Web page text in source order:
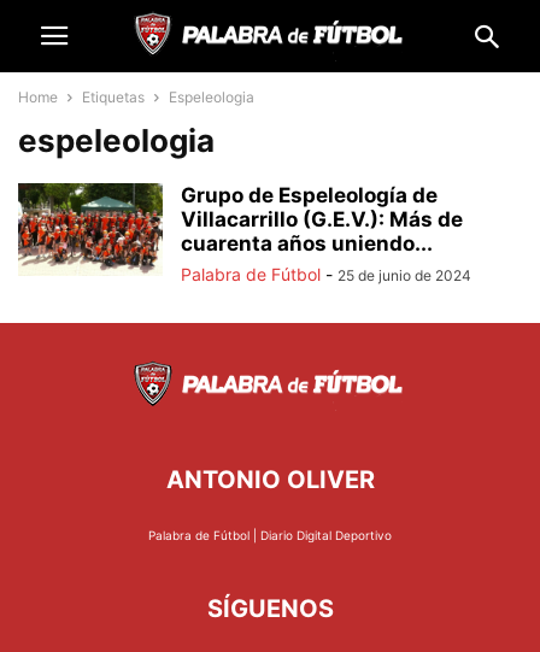
Home Etiquetas Espeleologia
espeleologia
Grupo de Espeleología de
Villacarrillo (G.E.V.): Más de
cuarenta años uniendo...
Palabra de Fútbol - 25 de junio de 2024
ANTONIO OLIVER
Palabra de Fútbol | Diario Digital Deportivo
SÍGUENOS